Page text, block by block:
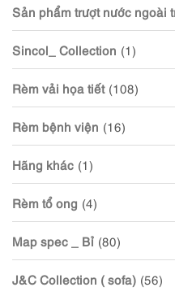
Sản phẩm trượt nước ngoài
Sincol_ Collection (1)
Rèm vải họa tiết (108)
Rèm bệnh viện (16)
Hãng khác (1)
Rèm tổ ong (4)
Map spec _ Bỉ (80)
J&C Collection ( sofa) (56)